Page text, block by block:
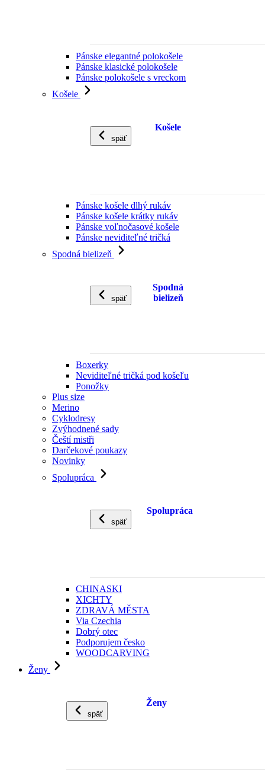
Pánske elegantné polokošele
Pánske klasické polokošele
Pánske polokošele s vreckom
Košele
späť
Košele
Pánske košele dlhý rukáv
Pánske košele krátky rukáv
Pánske voľnočasové košele
Pánske neviditeľné tričká
Spodná bielizeň
späť
Spodná
bielizeň
Boxerky
Neviditeľné tričká pod košeľu
Ponožky
Plus size
Merino
Cyklodresy
Zvýhodnené sady
Čeští mistři
Darčekové poukazy
Novinky
Spolupráca
späť
Spolupráca
CHINASKI
XICHTY
ZDRAVÁ MĚSTA
Via Czechia
Dobrý otec
Podporujem česko
WOODCARVING
Ženy
späť
Ženy